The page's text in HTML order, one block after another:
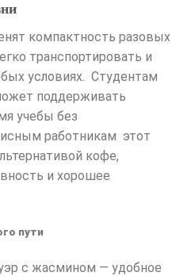
компактность разовых
транспортировать и
условиях. Студентам
поддерживать
учебы без
работникам этот
кофе,
и хорошее
пути
с жасмином — удобное